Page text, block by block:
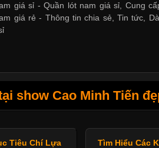
giá sỉ -Quần lót nam giá sỉ Cung
giá rẻ - Thông tin chia sẻ Tin tức
show Cao Minh Tiến
Tiêu Chí Lựa
Tìm Hiểu Các